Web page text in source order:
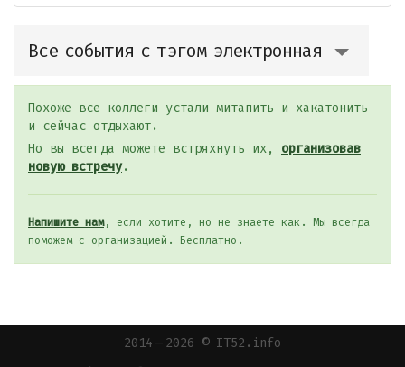
Все события с тэгом электронная
Похоже все коллеги устали митапить и хакатонить
и сейчас отдыхают.
Но вы всегда можете встряхнуть их, организовав
новую встречу.
Напишите нам, если хотите, но не знаете как. Мы всегда
поможем с организацией. Бесплатно.
2014 — 2026 © IT52.info